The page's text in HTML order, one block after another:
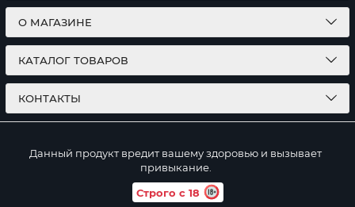
О МАГАЗИНЕ
КАТАЛОГ ТОВАРОВ
КОНТАКТЫ
Данный продукт вредит вашему здоровью и вызывает
привыкание.
Строго с 18